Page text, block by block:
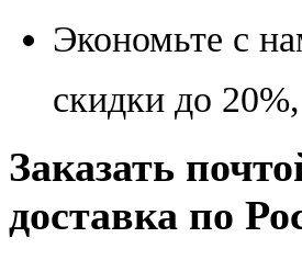
Экономьте с
скидки до
Заказать
доставка по